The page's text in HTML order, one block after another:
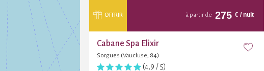
OFFRIR à partir de 275 €/ nuit
Cabane Spa Elixir
Sorgues (Vaucluse, 84)
(4,9 / 5)